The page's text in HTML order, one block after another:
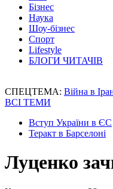
Бізнес
Наука
Шоу-бізнес
Спорт
Lifestyle
БЛОГИ ЧИТАЧІВ
СПЕЦТЕМА: Війна в
ВСІ ТЕМИ
Вступ України в ЄС
Теракт в Барселоні
Луценко